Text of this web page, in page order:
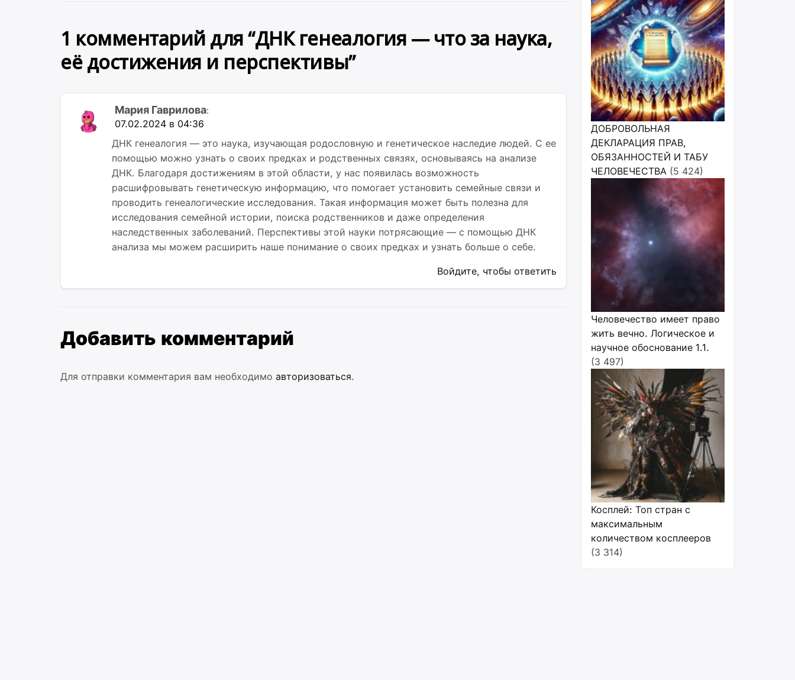
1 комментарий для “ДНК генеалогия — что за наука,
её достижения и перспективы”
Мария Гаврилова:
07.02.2024 в 04:36
ДНК генеалогия — это наука, изучающая родословную и генетическое наследие людей. С ее
помощью можно узнать о своих предках и родственных связях, основываясь на анализе
ДНК. Благодаря достижениям в этой области, у нас появилась возможность
расшифровывать генетическую информацию, что помогает установить семейные связи и
проводить генеалогические исследования. Такая информация может быть полезна для
исследования семейной истории, поиска родственников и даже определения
наследственных заболеваний. Перспективы этой науки потрясающие — с помощью ДНК
анализа мы можем расширить наше понимание о своих предках и узнать больше о себе.
Войдите, чтобы ответить
Добавить комментарий
Для отправки комментария вам необходимо авторизоваться.
ДОБРОВОЛЬНАЯ
ДЕКЛАРАЦИЯ ПРАВ,
ОБЯЗАННОСТЕЙ И ТАБУ
ЧЕЛОВЕЧЕСТВА (5 424)
Человечество имеет право
жить вечно. Логическое и
научное обоснование 1.1.
(3 497)
Косплей: Топ стран с
максимальным
количеством косплееров
(3 314)